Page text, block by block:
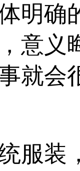
明确
意义
就会
服装